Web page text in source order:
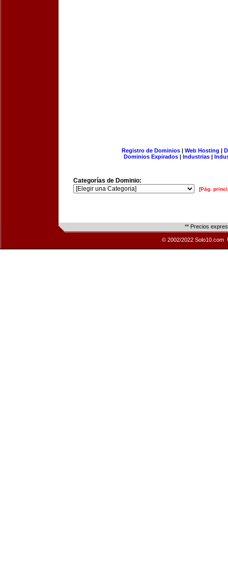
Registro de Dominios| Web Hosting |
Dominios Expirados | Industrias |
Categorías de Dominio:
[Pág.
** Precios
© 2002/2022 Solo10.com